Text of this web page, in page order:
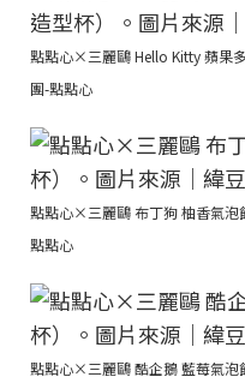
點點心×三麗鷗 Hello Kitty 蘋果
團-點點心
點點心×三麗鷗 布丁狗 柚香氣泡
點點心
點點心×三麗鷗 酷企鵝 藍莓氣泡